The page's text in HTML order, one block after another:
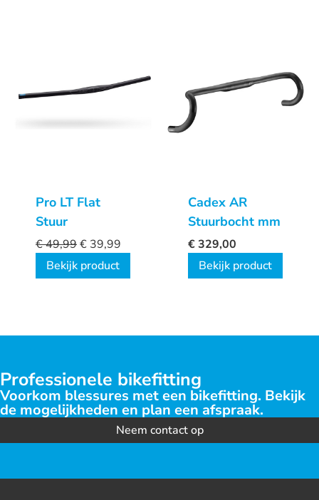
Pro LT Flat
Stuur
€49,99€ 39,99
Bekijk product
Cadex AR
Stuurbocht mm
€329,00
Bekijk product
Professionele bikefitting
Voorkom blessures met een bikefitting. Bekijk
de mogelijkheden en plan een afspraak.
Neem contact op